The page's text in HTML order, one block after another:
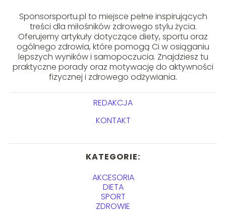
Sponsorsportu.pl to miejsce pełne inspirujących
treści dla miłośników zdrowego stylu życia.
Oferujemy artykuły dotyczące diety, sportu oraz
ogólnego zdrowia, które pomogą Ci w osiąganiu
lepszych wyników i samopoczucia. Znajdziesz tu
praktyczne porady oraz motywację do aktywności
fizycznej i zdrowego odżywiania.
REDAKCJA
KONTAKT
KATEGORIE:
AKCESORIA
DIETA
SPORT
ZDROWIE